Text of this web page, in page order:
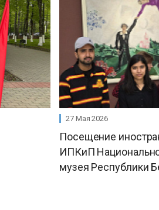
27 Мая 2026
Посещение
ИПКиП
музея Республики